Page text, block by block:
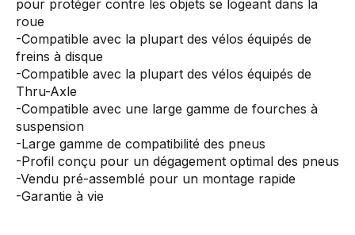
pour protéger contre les objets se logeant dans la
roue
-Compatible avec la plupart des vélos équipés de
freins à disque
-Compatible avec la plupart des vélos équipés de
Thru-Axle
-Compatible avec une large gamme de fourches à
suspension
-Large gamme de compatibilité des pneus
-Profil conçu pour un dégagement optimal des pneus
-Vendu pré-assemblé pour un montage rapide
-Garantie à vie